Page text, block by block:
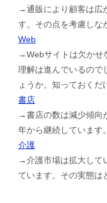
→通販により顧客は広
す。その点を考慮しな
Web
→Webサイトは欠かせ
理解は進んでいるので
ょうか。知っておく
書店
→書店の数は減少傾向
年から継続しています
介護
→介護市場は拡大して
ています。その実態は